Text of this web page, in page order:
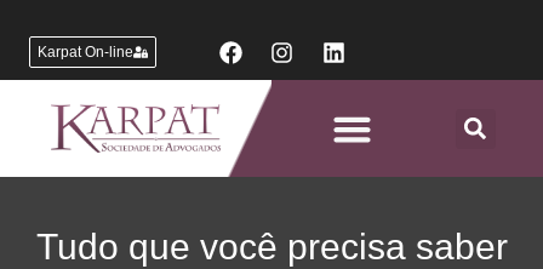
Karpat On-line
Tudo que você precisa saber